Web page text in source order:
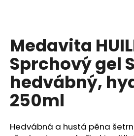
Medavita
Sprchový gel
hedvábný,
250ml
Hedvábná a hustá pěna
p
o
r
u
č
u
j
m